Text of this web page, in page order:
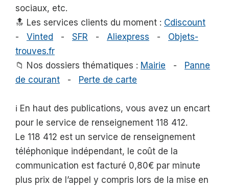
sociaux, etc.
🔝 Les services clients du moment : Cdiscount
- Vinted - SFR - Aliexpress - Objets-
trouves.fr
📁 Nos dossiers thématiques : Mairie - Panne
de courant - Perte de carte
ℹ️ En haut des publications, vous avez un encart
pour le service de renseignement 118 412.
Le 118 412 est un service de renseignement
téléphonique indépendant, le coût de la
communication est facturé 0,80€ par minute
plus prix de l’appel y compris lors de la mise en